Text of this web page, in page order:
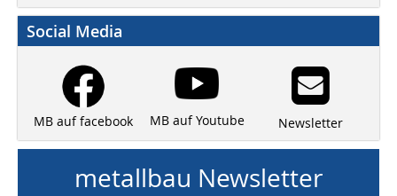
Social Media
MB auf facebook MB auf Youtube Newsletter
metallbau Newsletter